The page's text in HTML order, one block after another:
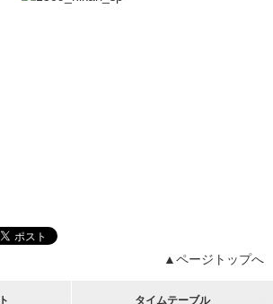
▲ページトップへ
タイムテーブル